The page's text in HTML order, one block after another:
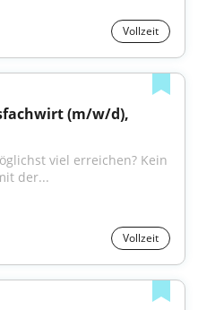
Vollzeit
(m/w/d),
viel erreichen? Kein
der...
Vollzeit